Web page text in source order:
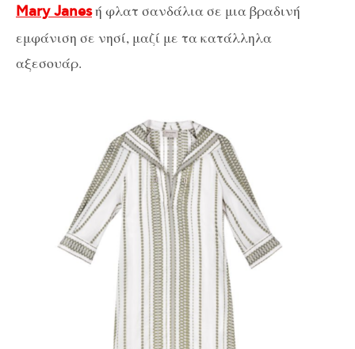
Mary Janesή φλατ σανδάλια σε μια βραδινή
εμφάνιση σε νησί, μαζί με τα κατάλληλα
αξεσουάρ.